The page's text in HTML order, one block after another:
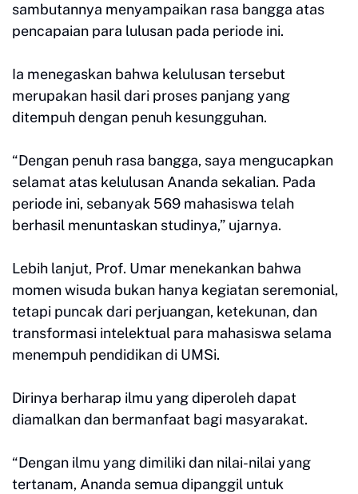
sambutannya menyampaikan rasa bangga atas
pencapaian para lulusan pada periode ini.
Ia menegaskan bahwa kelulusan tersebut
merupakan hasil dari proses panjang yang
ditempuh dengan penuh kesungguhan.
“Dengan penuh rasa bangga, saya mengucapkan
selamat atas kelulusan Ananda sekalian. Pada
periode ini, sebanyak 569 mahasiswa telah
berhasil menuntaskan studinya,” ujarnya.
Lebih lanjut, Prof. Umar menekankan bahwa
momen wisuda bukan hanya kegiatan seremonial,
tetapi puncak dari perjuangan, ketekunan, dan
transformasi intelektual para mahasiswa selama
menempuh pendidikan di UMSi.
Dirinya berharap ilmu yang diperoleh dapat
diamalkan dan bermanfaat bagi masyarakat.
“Dengan ilmu yang dimiliki dan nilai-nilai yang
tertanam, Ananda semua dipanggil untuk